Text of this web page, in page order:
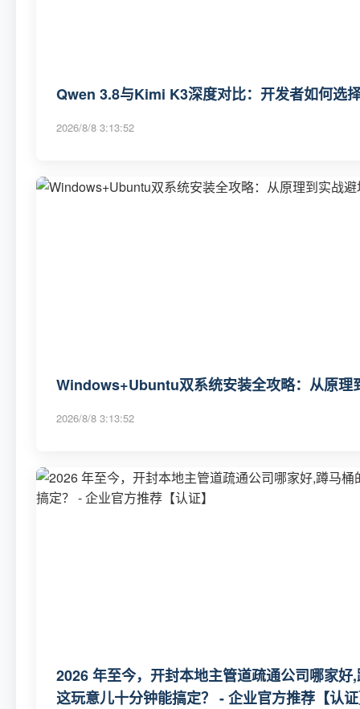
Qwen 3.8与Kimi K3深度对比：开发者如何选
2026/8/8 3:13:52
Windows+Ubuntu双系统安装全攻略：从原理
2026/8/8 3:13:52
2026 年至今，开封本地主管道疏通公司哪家
这玩意儿十分钟能搞定？ - 企业官方推荐【认